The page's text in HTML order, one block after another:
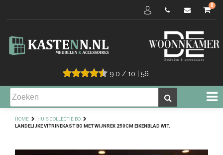
9.0 / 10 56
0
HOME
HUIS COLLECTIE BO
LANDELIJKE VITRINEKAST BO MET WIJNREK 250CM EIKENBLAD WIT.